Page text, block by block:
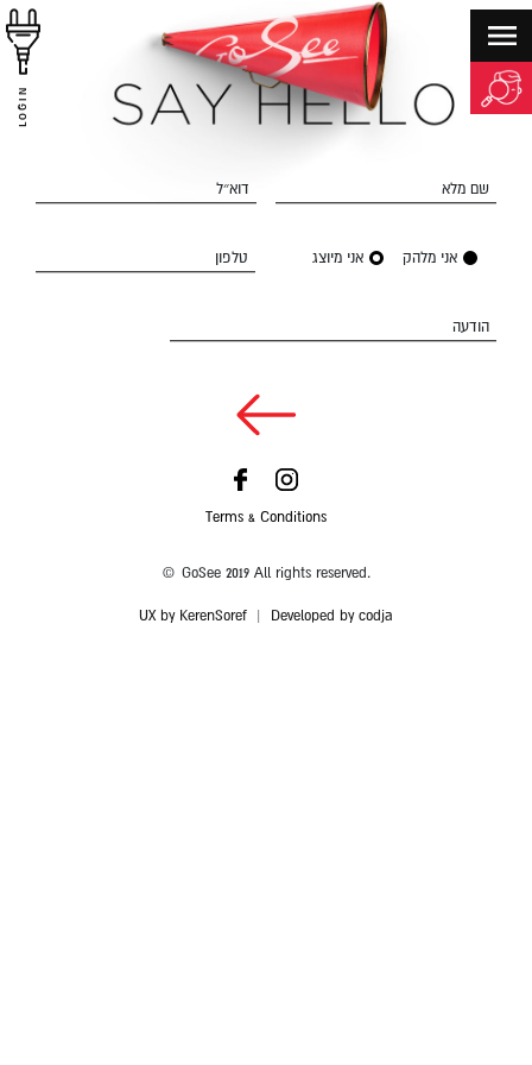
LOGIN
שם מלא דוא״ל
אני מלהק אני מיוצג טלפון
הודעה
Terms & Conditions
© GoSee 2019 All rights reserved.
UX by KerenSoref Developed by codja